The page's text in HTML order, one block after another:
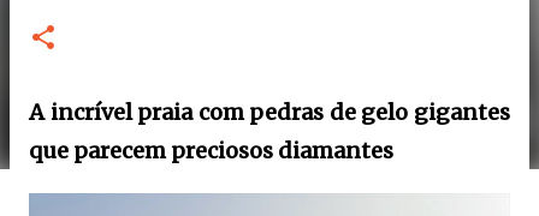
A incrível praia com pedras de gelo gigantes
que parecem preciosos diamantes